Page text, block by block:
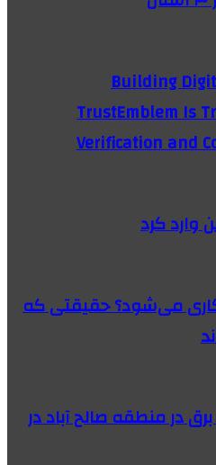
Building
TrustEmblem Is
Verification and
وارد کرد
می‌شود؟ حقیقتی که
در منطقه صالح آباد در